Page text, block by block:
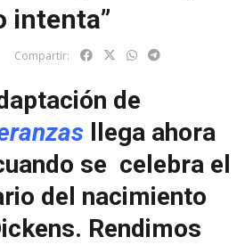
intenta”
Compartir:
de
llega ahora
se celebra el
del nacimiento
Rendimos